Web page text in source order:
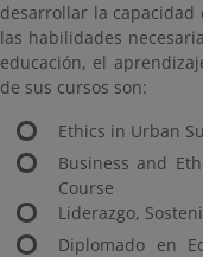
desarrollar la
las habilidades
educación, el
de sus cursos son:
Ethics in Urban
Business and
Course
Liderazgo,
Diplomado en